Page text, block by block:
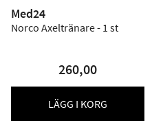
Med24
Norco Axeltränare - 1 st
260,00
LÄGG I KORG